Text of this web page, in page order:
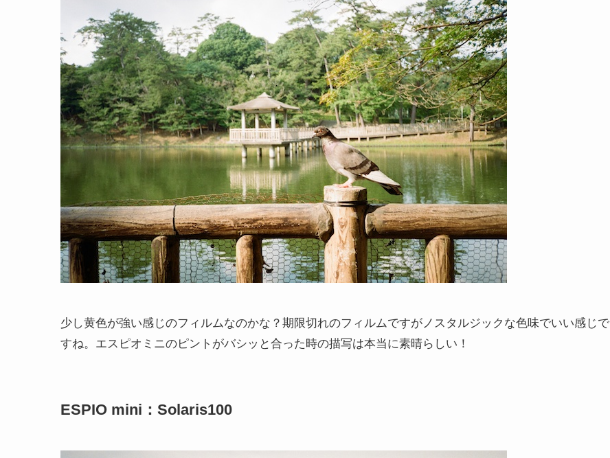
少し黄色が強い感じのフィルムなのかな？期限切れのフィルムですがノスタルジックな色味でいい感じで
すね。エスピオミニのピントがバシッと合った時の描写は本当に素晴らしい！
ESPIO mini：Solaris100